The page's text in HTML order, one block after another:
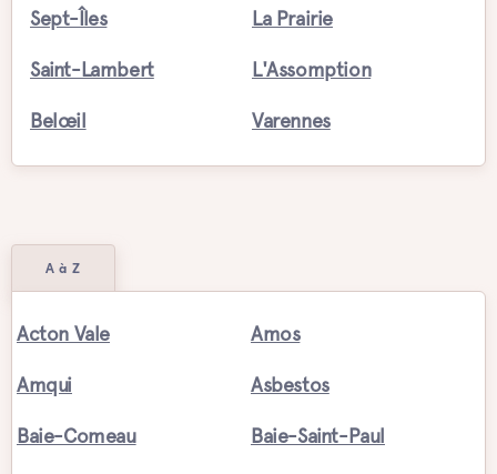
Sept-Îles La Prairie
Saint-Lambert L'Assomption
Belœil Varennes
A à Z
Acton Vale Amos
Amqui Asbestos
Baie-Comeau Baie-Saint-Paul